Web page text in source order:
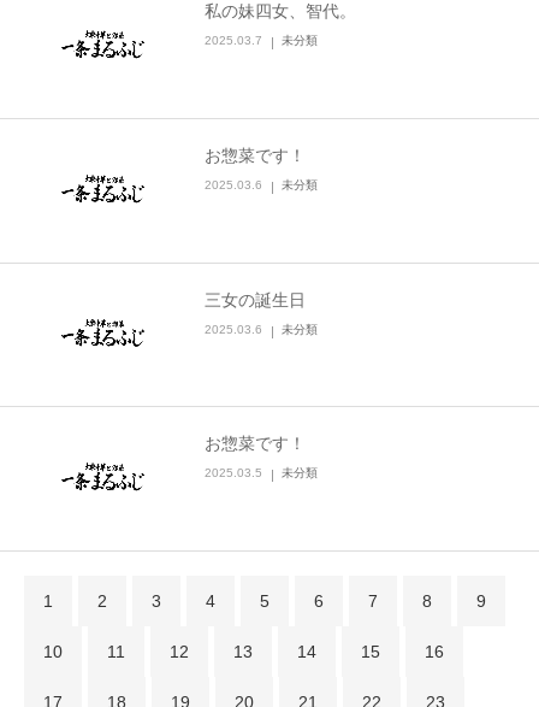
私の妹四女、智代。
2025.03.7 未分類
お惣菜です！
2025.03.6 未分類
三女の誕生日
2025.03.6 未分類
お惣菜です！
2025.03.5 未分類
1 2 3 4 5 6 7 8 9
10 11 12 13 14 15 16
17 18 19 20 21 22 23